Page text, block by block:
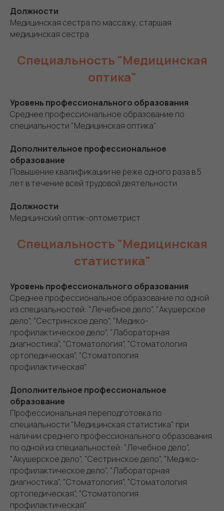
Должности
Медицинская сестра по массажу, старшая
медицинская сестра
Специальность "Медицинская
оптика"
Уровень профессионального образования
Среднее профессиональное образование по
специальности "Медицинская оптика"
Дополнительное профессиональное
образование
Повышение квалификации не реже одного раза в 5
лет в течение всей трудовой деятельности
Должности
Медицинский оптик-оптометрист
Специальность "Медицинская
статистика"
Уровень профессионального образования
Среднее профессиональное образование по одной
из специальностей: "Лечебное дело", "Акушерское
дело", "Сестринское дело", "Медико-
профилактическое дело", "Лабораторная
диагностика", "Стоматология", "Стоматология
ортопедическая", "Стоматология
профилактическая"
Дополнительное профессиональное
образование
Профессиональная переподготовка по
специальности "Медицинская статистика" при
наличии среднего профессионального образования
по одной из специальностей: "Лечебное дело",
"Акушерское дело", "Сестринское дело", "Медико-
профилактическое дело", "Лабораторная
диагностика", "Стоматология", "Стоматология
ортопедическая", "Стоматология
профилактическая"